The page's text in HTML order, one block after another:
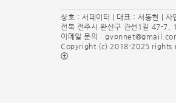
상호 : 서데이터 | 대표 : 서동현 |
전북 전주시 완산구 관선1길 47-7,
이메일 문의 :
Copyright (c) 2018-2025 rights